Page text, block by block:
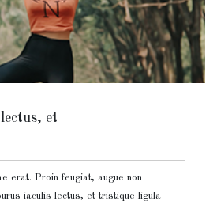
et
erat. Proin feugiat, augue non
iaculis lectus, et tristique ligula